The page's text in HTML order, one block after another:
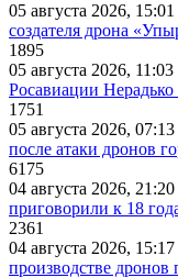
05 августа 2026, 15:01
создателя дрона
1895
05 августа 2026, 11:03
Росавиации
1751
05 августа 2026, 07:13
после атаки дронов
6175
04 августа 2026, 21:20
приговорили к 18
2361
04 августа 2026, 15:17
производстве